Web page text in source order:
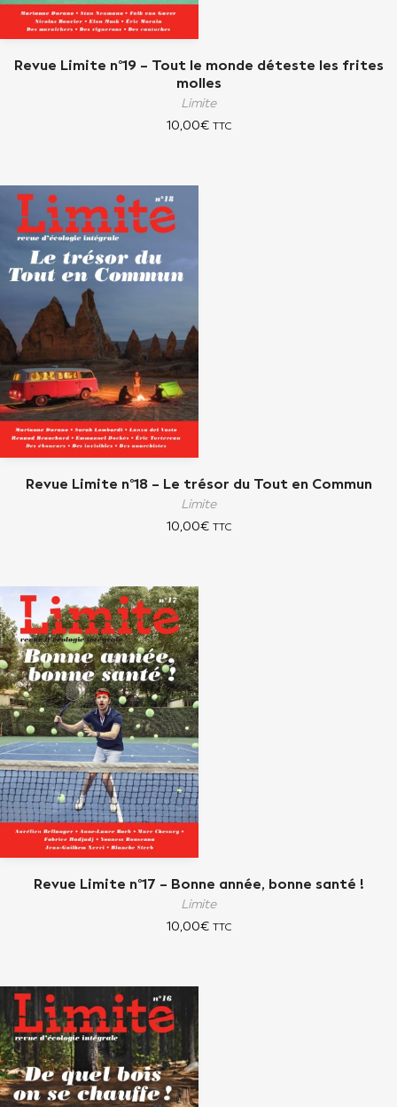
Revue Limite n°19 – Tout le monde déteste les frites
molles
Limite
10,00€ TTC
Revue Limite n°18 – Le trésor du Tout en Commun
Limite
10,00€ TTC
Revue Limite n°17 – Bonne année, bonne santé !
Limite
10,00€ TTC